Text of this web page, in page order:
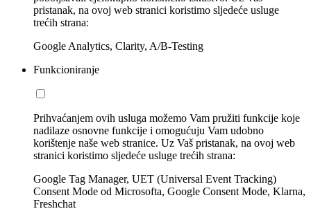
pristanak, na ovoj web stranici koristimo sljedeće usluge
trećih strana:
Google Analytics, Clarity, A/B-Testing
Funkcioniranje
Prihvaćanjem ovih usluga možemo Vam pružiti funkcije koje
nadilaze osnovne funkcije i omogućuju Vam udobno
korištenje naše web stranice. Uz Vaš pristanak, na ovoj web
stranici koristimo sljedeće usluge trećih strana:
Google Tag Manager, UET (Universal Event Tracking)
Consent Mode od Microsofta, Google Consent Mode, Klarna,
Freshchat